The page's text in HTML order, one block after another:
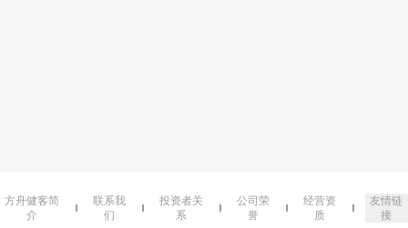
方舟健客简
介
联系我
们
投资者关
系
公司荣
誉
经营资
质
友情链
接